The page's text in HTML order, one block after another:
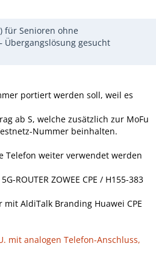
für Senioren ohne
Übergangslösung gesucht
portiert werden soll, weil es
ab S, welche zusätzlich zur MoFu
Nummer beinhalten.
Telefon weiter verwendet werden
ROUTER ZOWEE CPE / H155-383
AldiTalk Branding Huawei CPE
mit analogen Telefon-Anschluss,